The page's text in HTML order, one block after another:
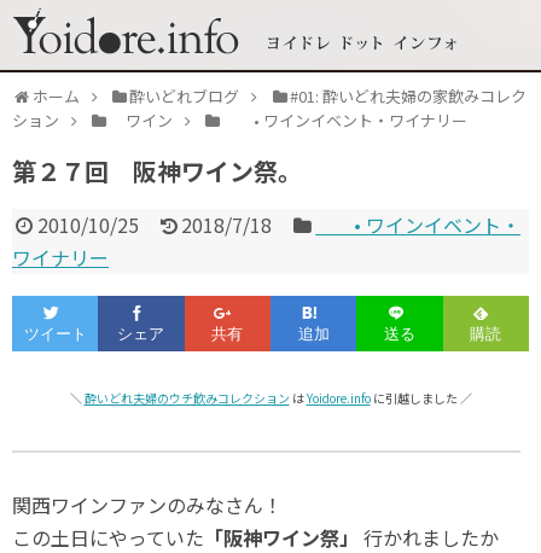
ホーム 酔いどれブログ
#01: 酔いどれ夫婦の家飲みコレク
ション
ワイン • ワインイベント・ワイナリー
第２７回 阪神ワイン祭。
2010/10/25 2018/7/18
• ワインイベント・
ワイナリー
＼ 酔いどれ夫婦のウチ飲みコレクション はYoidore.infoに引越しました ／
関西ワインファンのみなさん！
この土日にやっていた 「阪神ワイン祭」 行かれましたか